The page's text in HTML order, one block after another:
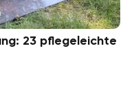
23 pflegeleichte